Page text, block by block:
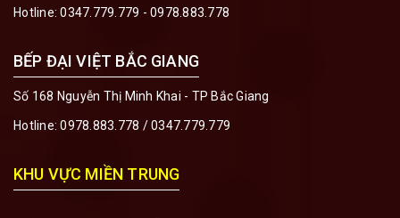
Hotline:0347.779.779 - 0978.883.778
BẾP ĐẠI VIỆT BẮC GIANG
Số 168 Nguyễn Thị Minh Khai - TP Bắc Giang
Hotline:0978.883.778 /0347.779.779
KHU VỰC MIỀN TRUNG